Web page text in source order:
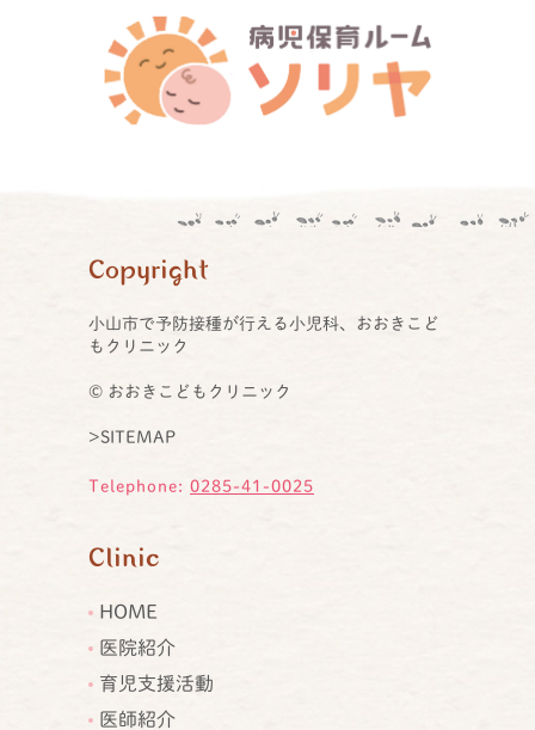
Copyright
小山市で予防接種が行える小児科、おおきこど
もクリニック
© おおきこどもクリニック
>SITEMAP
Telephone: 0285-41-0025
Clinic
HOME
医院紹介
育児支援活動
医師紹介